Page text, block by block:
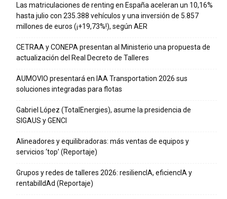
Las matriculaciones de renting en España aceleran un 10,16%
hasta julio con 235.388 vehículos y una inversión de 5.857
millones de euros (¡+19,73%!), según AER
CETRAA y CONEPA presentan al Ministerio una propuesta de
actualización del Real Decreto de Talleres
AUMOVIO presentará en IAA Transportation 2026 sus
soluciones integradas para flotas
Gabriel López (TotalEnergies), asume la presidencia de
SIGAUS y GENCI
Alineadores y equilibradoras: más ventas de equipos y
servicios ‘top’ (Reportaje)
Grupos y redes de talleres 2026: resiliencIA, eficiencIA y
rentabilIdAd (Reportaje)